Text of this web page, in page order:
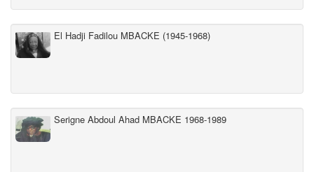
El Hadji Fadilou MBACKE (1945-1968)
Serigne Abdoul Ahad MBACKE 1968-1989